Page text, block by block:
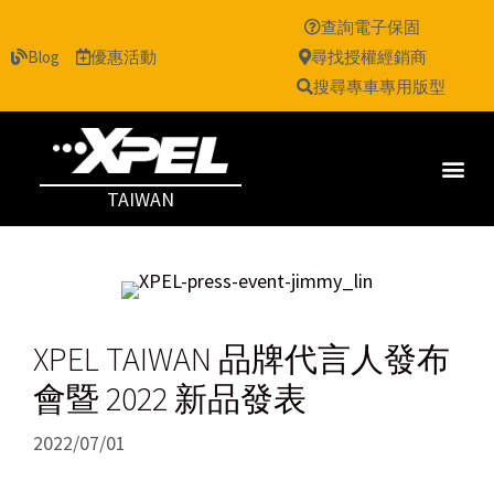
Blog 優惠活動
查詢電子保固
尋找授權經銷商
搜尋專車專用版型
TAIWAN
XPEL TAIWAN 品牌代言人發布
會暨 2022 新品發表
2022/07/01